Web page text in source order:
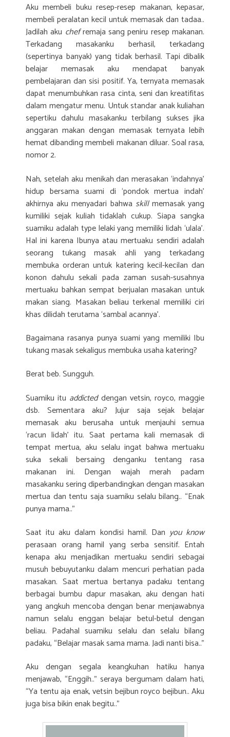
Aku membeli buku resep-resep makanan, kepasar,
membeli peralatan kecil untuk memasak dan tadaa..
Jadilah aku chefremaja sang peniru resep makanan.
Terkadang masakanku berhasil, terkadang
(sepertinya banyak) yang tidak berhasil. Tapi dibalik
belajar memasak aku mendapat banyak
pembelajaran dan sisi positif. Ya, ternyata memasak
dapat menumbuhkan rasa cinta, seni dan kreatifitas
dalam mengatur menu. Untuk standar anak kuliahan
sepertiku dahulu masakanku terbilang sukses jika
anggaran makan dengan memasak ternyata lebih
hemat dibanding membeli makanan diluar. Soal rasa,
nomor 2.
Nah, setelah aku menikah dan merasakan ‘indahnya’
hidup bersama suami di ‘pondok mertua indah’
akhirnya aku menyadari bahwa skillmemasak yang
kumiliki sejak kuliah tidaklah cukup. Siapa sangka
suamiku adalah type lelaki yang memiliki lidah ‘ulala’.
Hal ini karena Ibunya atau mertuaku sendiri adalah
seorang tukang masak ahli yang terkadang
membuka orderan untuk katering kecil-kecilan dan
konon dahulu sekali pada zaman susah-susahnya
mertuaku bahkan sempat berjualan masakan untuk
makan siang. Masakan beliau terkenal memiliki ciri
khas dilidah terutama ‘sambal acannya’.
Bagaimana rasanya punya suami yang memiliki Ibu
tukang masak sekaligus membuka usaha katering?
Berat beb. Sungguh.
Suamiku itu addicteddengan vetsin, royco, maggie
dsb. Sementara aku? Jujur saja sejak belajar
memasak aku berusaha untuk menjauhi semua
‘racun lidah’ itu. Saat pertama kali memasak di
tempat mertua, aku selalu ingat bahwa mertuaku
suka sekali bersaing denganku tentang rasa
makanan ini. Dengan wajah merah padam
masakanku sering diperbandingkan dengan masakan
mertua dan tentu saja suamiku selalu bilang.. “Enak
punya mama..”
Saat itu aku dalam kondisi hamil. Dan you know
perasaan orang hamil yang serba sensitif. Entah
kenapa aku menjadikan mertuaku sendiri sebagai
musuh bebuyutanku dalam mencuri perhatian pada
masakan. Saat mertua bertanya padaku tentang
berbagai bumbu dapur masakan, aku dengan hati
yang angkuh mencoba dengan benar menjawabnya
namun selalu enggan belajar betul-betul dengan
beliau. Padahal suamiku selalu dan selalu bilang
padaku, “Belajar masak sama mama. Jadi nanti bisa..”
Aku dengan segala keangkuhan hatiku hanya
menjawab, “Enggih..” seraya bergumam dalam hati,
“Ya tentu aja enak, vetsin bejibun royco bejibun.. Aku
juga bisa bikin enak begitu..”